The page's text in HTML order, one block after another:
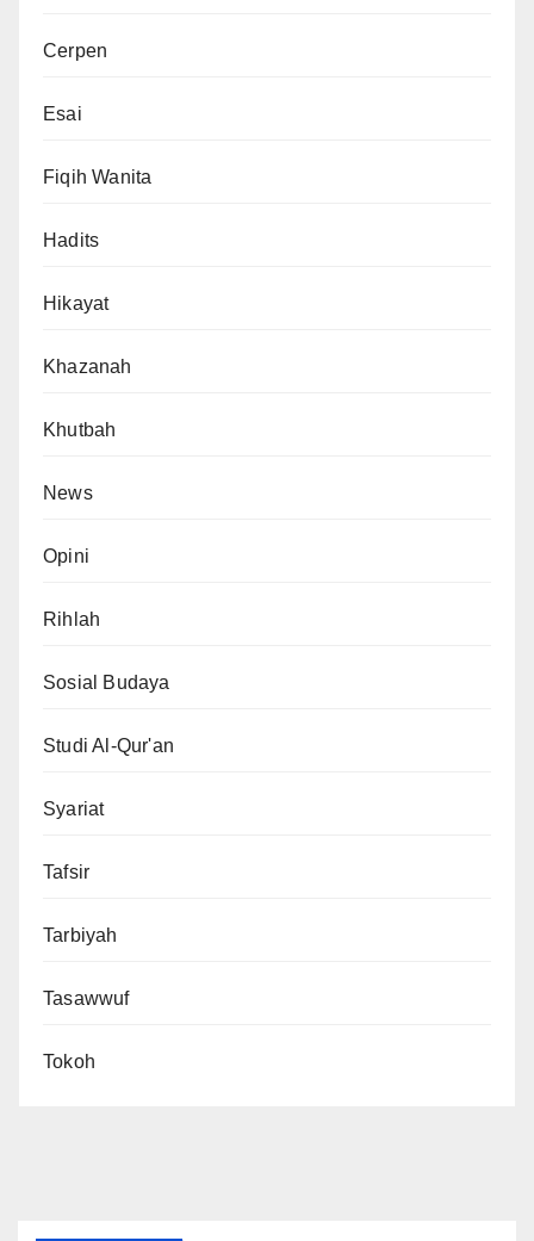
Cerpen
Esai
Fiqih Wanita
Hadits
Hikayat
Khazanah
Khutbah
News
Opini
Rihlah
Sosial Budaya
Studi Al-Qur'an
Syariat
Tafsir
Tarbiyah
Tasawwuf
Tokoh